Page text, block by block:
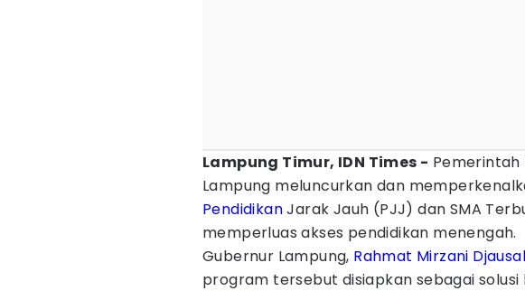
Lampung Timur, IDN Times - Pemerintah
Lampung meluncurkan dan
PendidikanJarak Jauh (PJJ) dan SMA
memperluas akses pendidikan menengah.
Gubernur Lampung, Rahmat Mirzani Djausal
program tersebut disiapkan sebagai